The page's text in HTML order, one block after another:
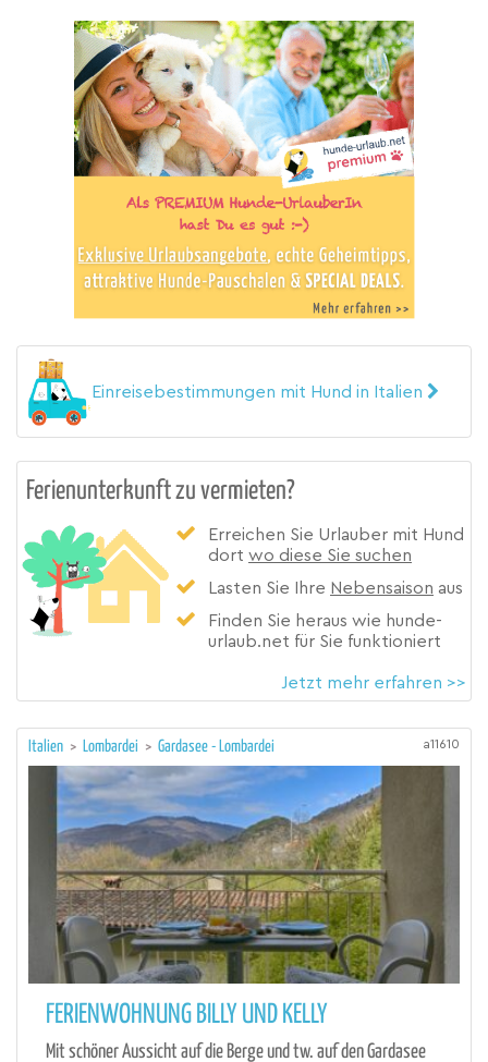
Einreisebestimmungen mit Hund in Italien
Ferienunterkunft zu vermieten?
Erreichen Sie Urlauber mit Hund
dort wo diese Sie suchen
Lasten Sie Ihre Nebensaison aus
Finden Sie heraus wie hunde-
urlaub.net für Sie funktioniert
Jetzt mehr erfahren >>
Italien > Lombardei > Gardasee - Lombardei a11610
FERIENWOHNUNG BILLY UND KELLY
Mit schöner Aussicht auf die Berge und tw. auf den Gardasee